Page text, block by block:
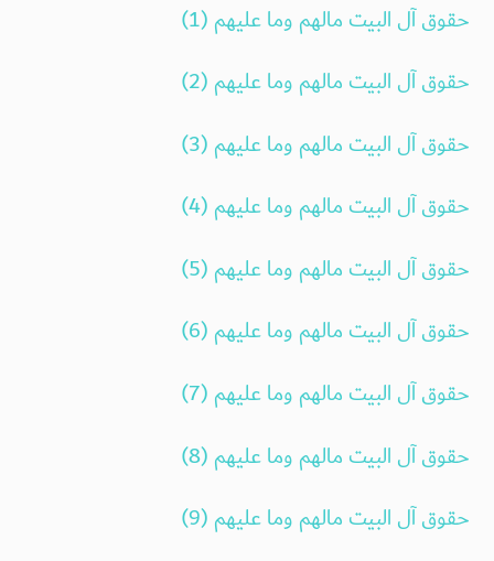
حقوق آل البيت مالهم وما عليهم (1)
حقوق آل البيت مالهم وما عليهم (2)
حقوق آل البيت مالهم وما عليهم (3)
حقوق آل البيت مالهم وما عليهم (4)
حقوق آل البيت مالهم وما عليهم (5)
حقوق آل البيت مالهم وما عليهم (6)
حقوق آل البيت مالهم وما عليهم (7)
حقوق آل البيت مالهم وما عليهم (8)
حقوق آل البيت مالهم وما عليهم (9)